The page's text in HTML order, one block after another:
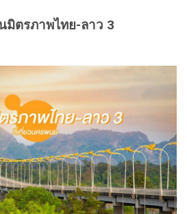
มิตรภาพไทย-ลาว 3